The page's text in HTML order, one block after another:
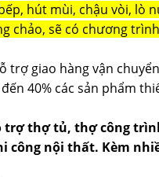
hút mùi, chậu vòi, lò
chảo, sẽ có chương
trợ giao hàng vận
40% các sản phẩm
trợ thợ tủ, thợ công
công nội thất. Kèm